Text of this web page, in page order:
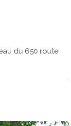
du 650 route